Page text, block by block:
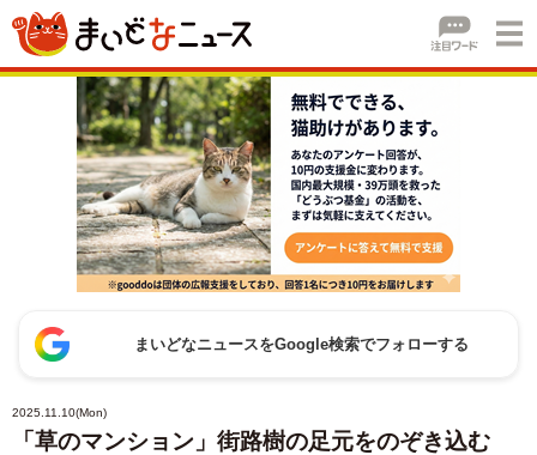
まいどなニュースをGoogle検索でフォローする
2025.11.10(Mon)
「草のマンション」街路樹の足元をのぞき込む